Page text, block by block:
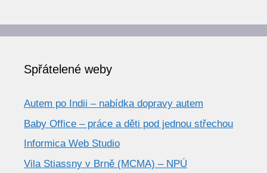
Spřátelené weby
Autem po Indii – nabídka dopravy autem
Baby Office – práce a děti pod jednou střechou
Informica Web Studio
Vila Stiassny v Brně (MCMA) – NPÚ